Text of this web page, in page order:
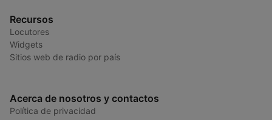
Recursos
Locutores
Widgets
Sitios web de radio por país
Acerca de nosotros y contactos
Política de privacidad